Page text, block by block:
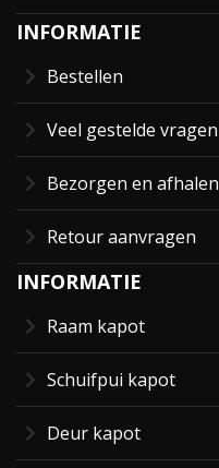
INFORMATIE
Bestellen
Veel gestelde vragen
Bezorgen en afhalen
Retour aanvragen
INFORMATIE
Raam kapot
Schuifpui kapot
Deur kapot